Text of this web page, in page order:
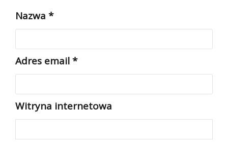
Nazwa *
Adres email*
Witryna internetowa